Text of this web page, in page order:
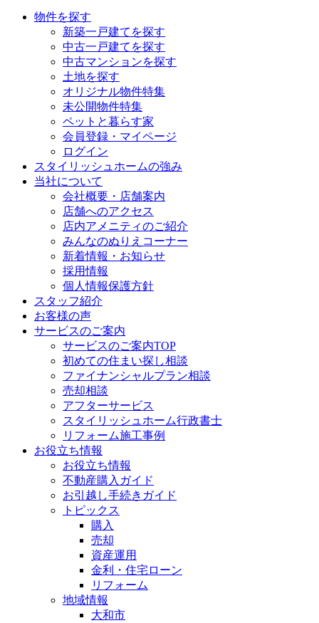
物件を探す
新築一戸建てを探す
中古一戸建てを探す
中古マンションを探す
土地を探す
オリジナル物件特集
未公開物件特集
ペットと暮らす家
会員登録・マイページ
ログイン
スタイリッシュホームの強み
当社について
会社概要・店舗案内
店舗へのアクセス
店内アメニティのご紹介
みんなのぬりえコーナー
新着情報・お知らせ
採用情報
個人情報保護方針
スタッフ紹介
お客様の声
サービスのご案内
サービスのご案内TOP
初めての住まい探し相談
ファイナンシャルプラン相談
売却相談
アフターサービス
スタイリッシュホーム行政書士
リフォーム施工事例
お役立ち情報
お役立ち情報
不動産購入ガイド
お引越し手続きガイド
トピックス
購入
売却
資産運用
金利・住宅ローン
リフォーム
地域情報
大和市